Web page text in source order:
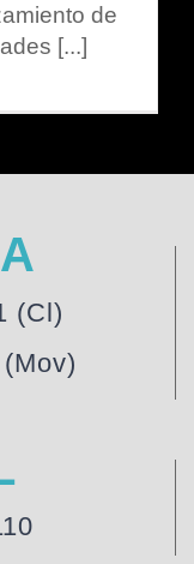
de
[...]
(Cl)